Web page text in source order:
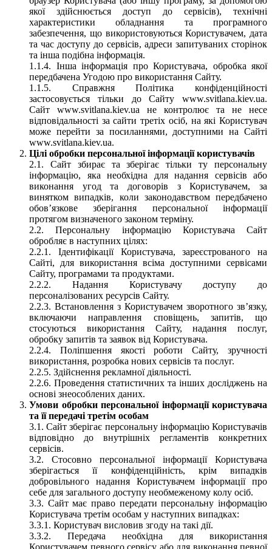
якої здійснюється доступ до сервісів), технічні
характеристики обладнання та програмного
забезпечення, що використовуються Користувачем, дата
та час доступу до сервісів, адреси запитуваних сторінок
та інша подібна інформація.
1.1.4. Інша інформація про Користувача, обробка якої
передбачена Угодою про використання Сайту.
1.1.5. Справжня Політика конфіденційності
застосовується тільки до Сайту www.svitlana.kiev.ua.
Сайт www.svitlana.kiev.ua не контролює та не несе
відповідальності за сайти третіх осіб, на які Користувач
може перейти за посиланнями, доступними на Сайті
www.svitlana.kiev.ua.
Цілі обробки персональної інформації користувачів
2.1. Сайт збирає та зберігає тільки ту персональну
інформацію, яка необхідна для надання сервісів або
виконання угод та договорів з Користувачем, за
винятком випадків, коли законодавством передбачено
обов’язкове зберігання персональної інформації
протягом визначеного законом терміну.
2.2. Персональну інформацію Користувача Сайт
обробляє в наступних цілях:
2.2.1. Ідентифікації Користувача, зареєстрованого на
Сайті, для використання всіма доступними сервісами
Сайту, програмами та продуктами.
2.2.2. Надання Користувачу доступу до
персоналізованих ресурсів Сайту.
2.2.3. Встановлення з Користувачем зворотного зв’язку,
включаючи направлення сповіщень, запитів, що
стосуються використання Сайту, надання послуг,
обробку запитів та заявок від Користувача.
2.2.4. Поліпшення якості роботи Сайту, зручності
використання, розробка нових сервісів та послуг.
2.2.5. Здійснення рекламної діяльності.
2.2.6. Проведення статистичних та інших досліджень на
основі знеособлених даних.
Умови обробки персональної інформації користувача
та її передачі третім особам
3.1. Сайт зберігає персональну інформацію Користувачів
відповідно до внутрішніх регламентів конкретних
сервісів.
3.2. Стосовно персональної інформації Користувача
зберігається її конфіденційність, крім випадків
добровільного надання Користувачем інформації про
себе для загального доступу необмеженому колу осіб.
3.3. Сайт має право передати персональну інформацію
Користувача третім особам у наступних випадках:
3.3.1. Користувач висловив згоду на такі дії.
3.3.2. Передача необхідна для використання
Користувачем певного сервісу або для виконання певної